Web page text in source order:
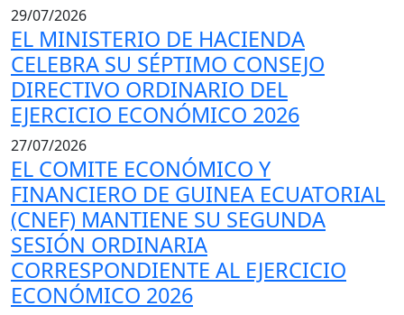
29/07/2026
EL MINISTERIO DE HACIENDA
CELEBRA SU SÉPTIMO CONSEJO
DIRECTIVO ORDINARIO DEL
EJERCICIO ECONÓMICO 2026
27/07/2026
EL COMITE ECONÓMICO Y
FINANCIERO DE GUINEA ECUATORIAL
(CNEF) MANTIENE SU SEGUNDA
SESIÓN ORDINARIA
CORRESPONDIENTE AL EJERCICIO
ECONÓMICO 2026